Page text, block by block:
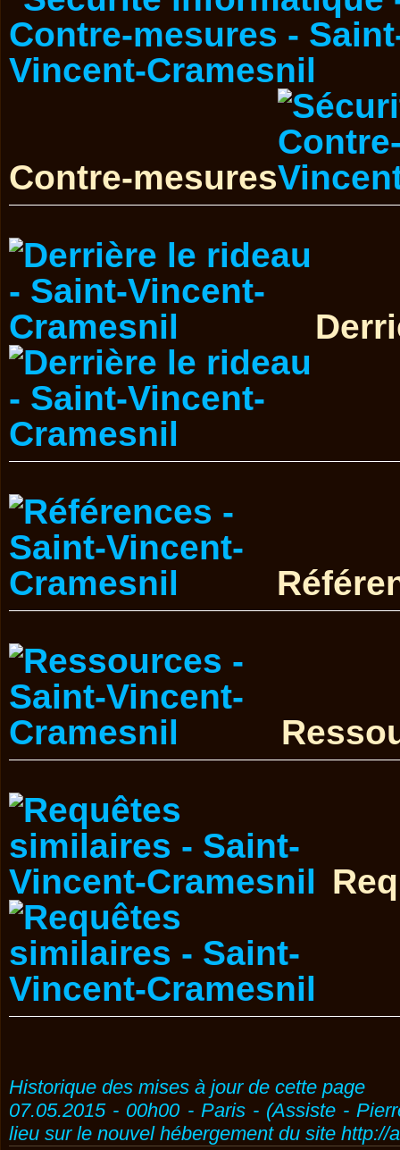
Contre-mesures
Historique des mises à jour de cette page
07.05.2015 - 00h00 - Paris - (Assiste -
lieu sur le nouvel hébergement du site http://